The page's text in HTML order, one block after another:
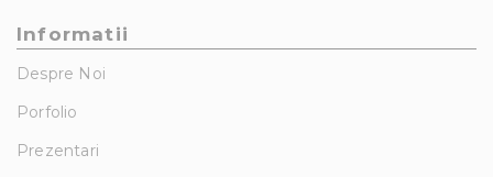
Informatii
Despre Noi
Porfolio
Prezentari